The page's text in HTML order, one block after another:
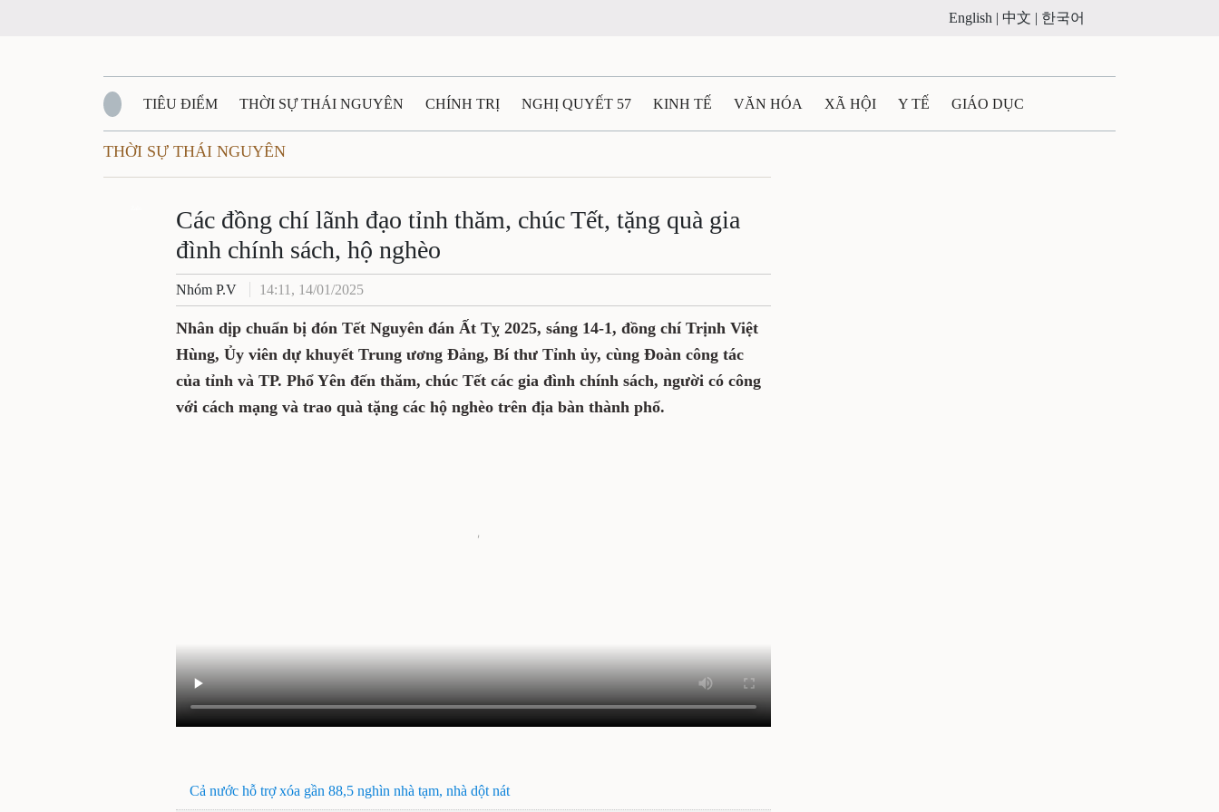
English | 中文 | 한국어
TIÊU ĐIỂM THỜI SỰ THÁI NGUYÊN CHÍNH TRỊ NGHỊ QUYẾT 57 KINH TẾ VĂN HÓA XÃ HỘI Y TẾ GIÁO DỤC
QUỐC PHÒNG - AN NINH
QUÊ HƯƠNG - ĐẤT NƯỚC QUỐC TẾ TÀI NGUYÊN - MÔI TRƯỜNG THỂ THAO THÔNG TIN - QUẢNG CÁO
VĂN NGHỆ THÁI NGUYÊN
THỜI SỰ THÁI NGUYÊN
Các đồng chí lãnh đạo tỉnh thăm, chúc Tết, tặng quà gia
đình chính sách, hộ nghèo
Nhóm P.V 14:11, 14/01/2025
Nhân dịp chuẩn bị đón Tết Nguyên đán Ất Tỵ 2025, sáng 14-1, đồng chí Trịnh Việt
Hùng, Ủy viên dự khuyết Trung ương Đảng, Bí thư Tỉnh ủy, cùng Đoàn công tác
của tỉnh và TP. Phổ Yên đến thăm, chúc Tết các gia đình chính sách, người có công
với cách mạng và trao quà tặng các hộ nghèo trên địa bàn thành phố.
Cả nước hỗ trợ xóa gần 88,5 nghìn nhà tạm, nhà dột nát